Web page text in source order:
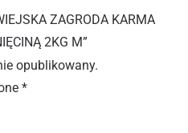
ZAGRODA KARMA
2KG M”
opublikowany.
*